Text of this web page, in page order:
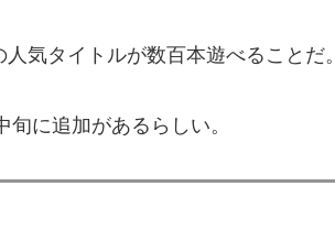
気タイトルが数百本遊べることだ。
に追加があるらしい。